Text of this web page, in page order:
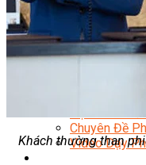
Cà Phê Pha
Khởi Sự
Bí Quyết
Kinh Doanh
Kinh Doanh
Tiếng Anh
Học Pha
Chuyên Đề
Video Dạy
Khách thường than